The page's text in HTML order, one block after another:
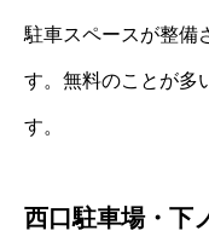
駐車スペースが整備
す。無料のことが多
す。
西口駐車場・下